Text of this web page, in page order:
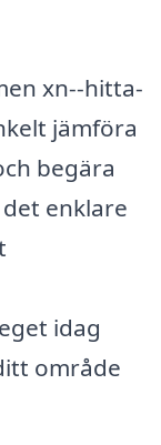
xn--hitta-
jämföra
begära
enklare
idag
område